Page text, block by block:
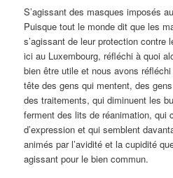
S’agissant des masques imposés
Puisque tout le monde dit que les
s’agissant de leur protection contre
ici au Luxembourg, réfléchi à quoi
bien être utile et nous avons
tête des gens qui mentent, des
des traitements, qui diminuent les
ferment des lits de réanimation, qui
d’expression et qui semblent
animés par l’avidité et la cupidité
agissant pour le bien commun.